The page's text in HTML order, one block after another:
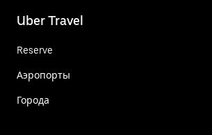
Uber Travel
Reserve
Аэропорты
Города